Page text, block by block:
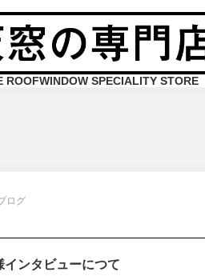
ROOFWINDOW SPECIALITY STORE
ログ
インタビューにつて